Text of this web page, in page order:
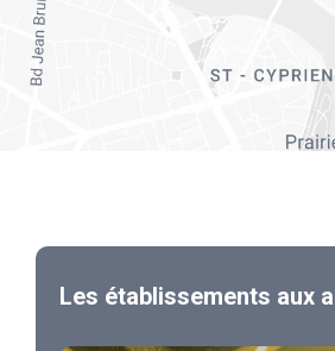
Les établissements aux